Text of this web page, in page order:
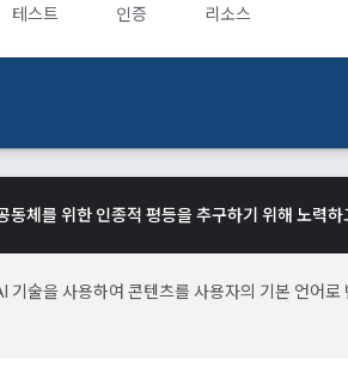
테스트 인증 리소스
체를 위한 인종적 평등을 추구하기 위해 노력하
기술을 사용하여 콘텐츠를 사용자의 기본 언어로